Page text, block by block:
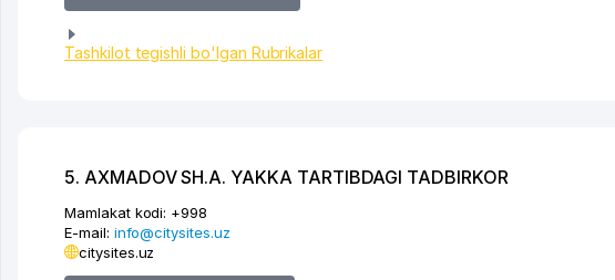
Tashkilot tegishli bo'lgan Rubrikalar
5. AXMADOV SH.A. YAKKA TARTIBDAGI TADBIRKOR
Mamlakat kodi: +998
E-mail: info@citysites.uz
citysites.uz